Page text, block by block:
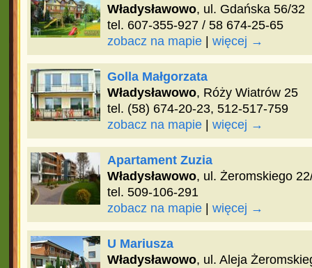
Władysławowo, ul. Gdańska 56/32
tel. 607-355-927 / 58 674-25-65
zobacz na mapie| więcej →
Golla Małgorzata
Władysławowo, Róży Wiatrów 25
tel. (58) 674-20-23, 512-517-759
zobacz na mapie| więcej →
Apartament Zuzia
Władysławowo, ul. Żeromskiego
tel. 509-106-291
zobacz na mapie| więcej →
U Mariusza
Władysławowo, ul. Aleja